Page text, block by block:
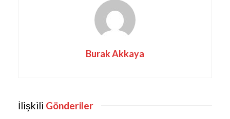
Burak Akkaya
İlişkili Gönderiler